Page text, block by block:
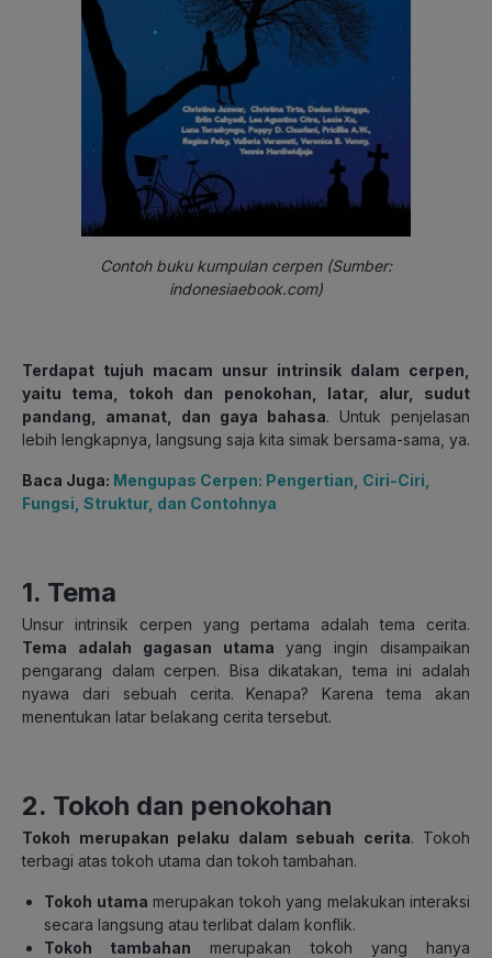
Contoh buku kumpulan cerpen (Sumber:
indonesiaebook.com)
Terdapat tujuh macam unsur intrinsik dalam cerpen,
yaitu tema, tokoh dan penokohan, latar, alur, sudut
pandang, amanat, dan gaya bahasa. Untuk penjelasan
lebih lengkapnya, langsung saja kita simak bersama-sama, ya.
Baca Juga: Mengupas Cerpen: Pengertian, Ciri-Ciri,
Fungsi, Struktur, dan Contohnya
1. Tema
Unsur intrinsik cerpen yang pertama adalah tema cerita.
Tema adalah gagasan utama yang ingin disampaikan
pengarang dalam cerpen. Bisa dikatakan, tema ini adalah
nyawa dari sebuah cerita. Kenapa? Karena tema akan
menentukan latar belakang cerita tersebut.
2. Tokoh dan penokohan
Tokoh merupakan pelaku dalam sebuah cerita. Tokoh
terbagi atas tokoh utama dan tokoh tambahan.
Tokoh utama merupakan tokoh yang melakukan interaksi
secara langsung atau terlibat dalam konflik.
Tokoh tambahan merupakan tokoh yang hanya